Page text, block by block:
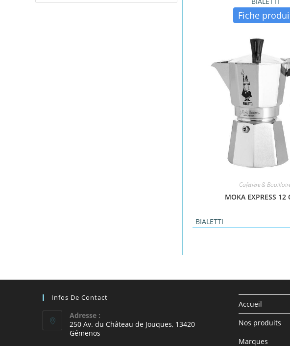
Fiche
Cafetière &
MOKA EXPRESS 12
BIALETTI
Infos De Contact
Adresse :
250 Av. du Château de Jouques, 13420
Gémenos
Accueil
Nos produits
Marques